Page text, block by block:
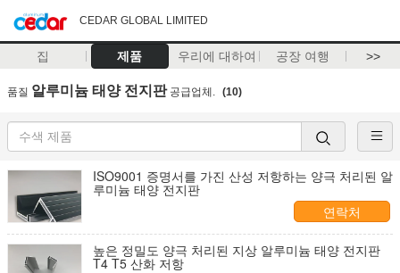
CEDAR GLOBAL LIMITED
집 제품 우리에 대하여 공장 여행 >>
품질 알루미늄 태양 전지판공급업체. (10)
ISO9001 증명서를 가진 산성 저항하는 양극 처리된 알
루미늄 태양 전지판
연락처
높은 정밀도 양극 처리된 지상 알루미늄 태양 전지판
T4 T5 산화 저항